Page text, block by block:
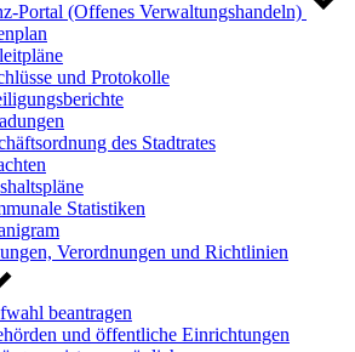
Portal (Offenes Verwaltungshandeln)
und Protokolle
des Stadtrates
Statistiken
Verordnungen und Richtlinien
beantragen
und öffentliche Einrichtungen